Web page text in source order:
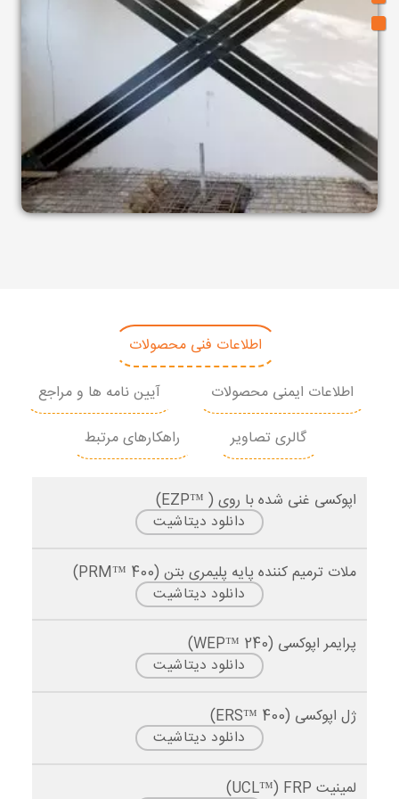
اعضای بتنی مانند دیوارها به شرح زیر است:
بتن آسیب‌دیده و سنگدانه های در معرض دید را با
چکش یا برس سیمی جدا کنید. برای اینکه از آسیب
دیدن بتن در ناحیه کرم‌خورده بر اثر ضربات سنگین
ابزارآلات جلوگیری کنید از بکارگیری ابزارآلات سنگینی
مثل مته‌های هیلتی و مته‌های الکتریکی جلوگیری کنید.
هرگونه کثیفی یا مواد سست را از ناحیه تمیز کنید.
فشار تزریق مکانیکی با مواد مناسب مانند دوغاب
اپوکسی بدون انقباض پر کنید.
اگر پدیده کرم‌خوردگی منطقه بزرگی را پوشانده است،
ممکن است لازم باشد یک سوراخ وصله ایجاد کنید تا از
اتصال مناسب اطمینان حاصل کنید.
در صورت لزوم قالب ها را نصب کنید و دوغاب را بریزید
در صورت عدم استفاده از قالب، از ملات ترمیمی مناسب
مانند دوغاب بدون انقباض و با استحکام بالا استفاده
(30 دقیقه) صبر کنید.
مقاومت مصالح تعمیر باید با بتن اصلی خود سازه
مطابقت داشته باشد.
اطلاعات فنی محصولات
اطلاعات ایمنی محصولات
آیین نامه ها و مراجع
گالری تصاویر
راهکارهای مرتبط
اپوکسی غنی شده با روی ( ™EZP)
دانلود دیتاشیت
ملات ترمیم کننده پایه پلیمری بتن (PRM™ 400)
دانلود دیتاشیت
پرایمر اپوکسی (240 ™WEP)
دانلود دیتاشیت
ژل اپوکسی (400 ™ERS)
دانلود دیتاشیت
لمینیت UCL™) FRP)